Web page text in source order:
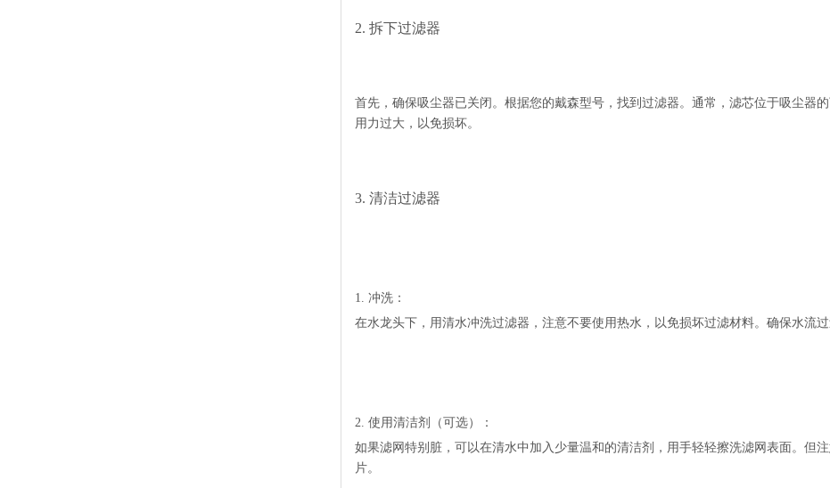
2. 拆下过滤器
首先，确保吸尘器已关闭。根据您的戴森型号，找到过滤器。通常，滤芯位于吸尘器
用力过大，以免损坏。
3. 清洁过滤器
1. 冲洗：
在水龙头下，用清水冲洗过滤器，注意不要使用热水，以免损坏过滤材料。确保水流
2. 使用清洁剂（可选）：
如果滤网特别脏，可以在清水中加入少量温和的清洁剂，用手轻轻擦洗滤网表面。但
片。